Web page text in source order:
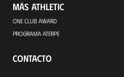
MÁS ATHLETIC
ONE CLUB AWARD
PROGRAMA ATERPE
CONTACTO